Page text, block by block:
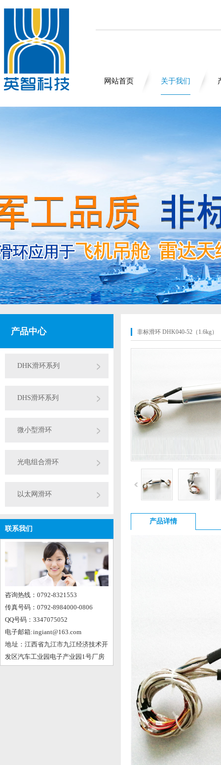
网站首页 关于我们
产品中心
DHK滑环系列
DHS滑环系列
微小型滑环
光电组合滑环
以太网滑环
联系我们
咨询热线：0792-8321553
传真号码：0792-8984000-0806
QQ号码：3347075052
电子邮箱: ingiant@163.com
地 址：江西省九江市九江经济技术开
发区汽车工业园电子产业园1号厂房
非标滑环 DHK040-52（1.6kg）
产品详情